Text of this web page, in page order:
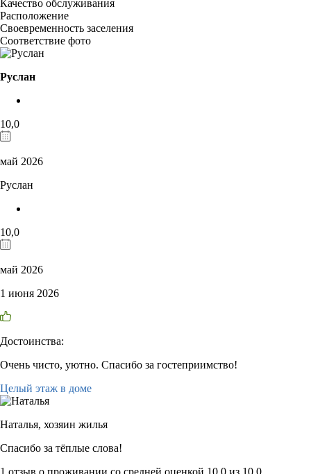
Качество обслуживания
Расположение
Своевременность заселения
Соответствие фото
Руслан
10,0
май 2026
Руслан
10,0
май 2026
1 июня 2026
Достоинства:
Очень чисто, уютно. Спасибо за гостеприимство!
Целый этаж в доме
Наталья, хозяин жилья
Спасибо за тёплые слова!
1 отзыв о проживании со средней оценкой 10,0 из 10,0